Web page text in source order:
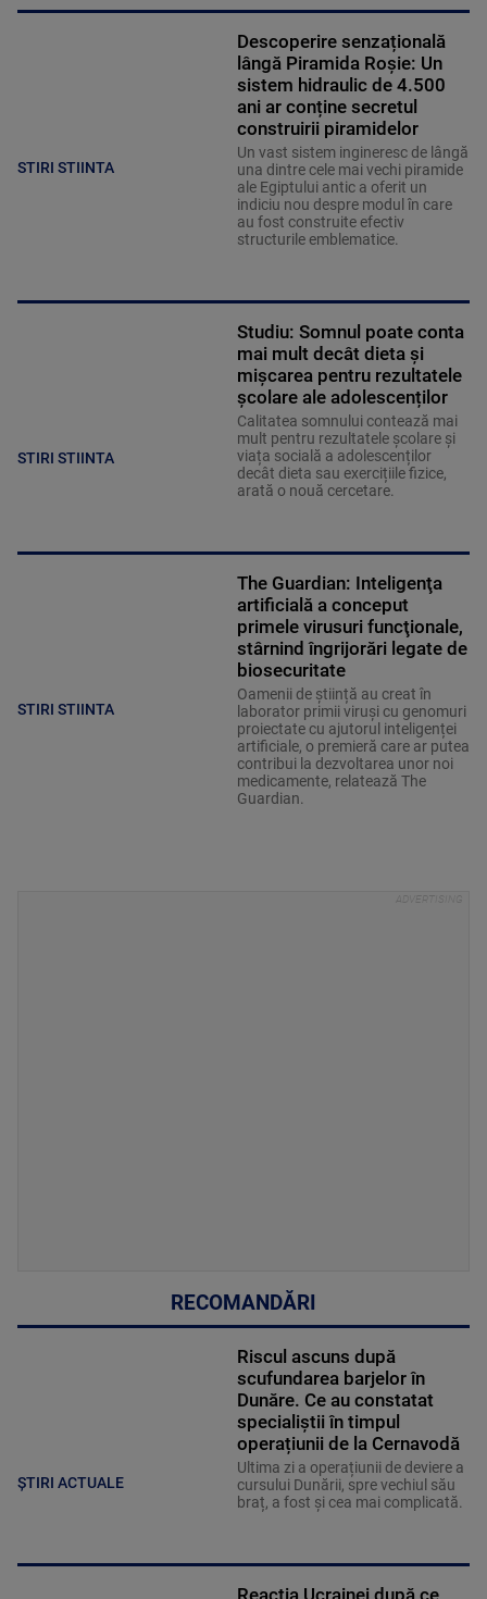
STIRI STIINTA
Descoperire senzațională
lângă Piramida Roșie: Un
sistem hidraulic de 4.500
ani ar conține secretul
construirii piramidelor
Un vast sistem ingineresc de lângă
una dintre cele mai vechi piramide
ale Egiptului antic a oferit un
indiciu nou despre modul în care
au fost construite efectiv
structurile emblematice.
STIRI STIINTA
Studiu: Somnul poate conta
mai mult decât dieta și
mișcarea pentru rezultatele
școlare ale adolescenților
Calitatea somnului contează mai
mult pentru rezultatele școlare și
viața socială a adolescenților
decât dieta sau exercițiile fizice,
arată o nouă cercetare.
STIRI STIINTA
The Guardian: Inteligenţa
artificială a conceput
primele virusuri funcţionale,
stârnind îngrijorări legate de
biosecuritate
Oamenii de știință au creat în
laborator primii viruși cu genomuri
proiectate cu ajutorul inteligenței
artificiale, o premieră care ar putea
contribui la dezvoltarea unor noi
medicamente, relatează The
Guardian.
RECOMANDĂRI
ȘTIRI ACTUALE
Riscul ascuns după
scufundarea barjelor în
Dunăre. Ce au constatat
specialiștii în timpul
operațiunii de la Cernavodă
Ultima zi a operațiunii de deviere a
cursului Dunării, spre vechiul său
braț, a fost și cea mai complicată.